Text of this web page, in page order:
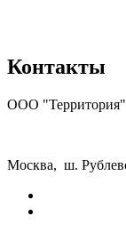
Контакты
ООО "Территория"
Москва, ш.